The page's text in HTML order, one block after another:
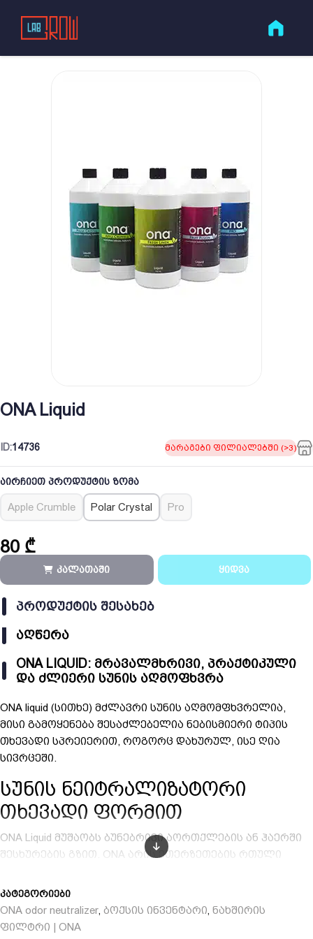
ONA Liquid
ID:14736 მარაგები ფილიალებში (>3)
აირჩიეთ პროდუქტის ზომა
Apple Crumble Polar Crystal Pro
80 ₾
კალათაში ყიდვა
ᲞᲠᲝᲓᲣᲥᲢᲘᲡ ᲨᲔᲡᲐᲮᲔᲑ
ᲐᲦᲬᲔᲠᲐ
ONA LIQUID: ᲛᲠᲐᲕᲐᲚᲛᲮᲠᲘᲕᲘ, ᲞᲠᲐᲥᲢᲘᲙᲣᲚᲘ
ᲓᲐ ᲫᲚᲘᲔᲠᲘ ᲡᲣᲜᲘᲡ ᲐᲦᲛᲝᲤᲮᲕᲠᲐ
ONA liquid (სითხე) მძლავრი სუნის აღმომფხვრელია,
მისი გამოყენება შესაძლებელია ნებისმიერი ტიპის
თხევადი სპრეიერით, როგორც დახურულ, ისე ღია
სივრცეში.
სუნის ნეიტრალიზატორი
თხევადი ფორმით
ONA Liquid მუშაობს ბუნებრივი აორთქლების ან ჰაერში
შესხურების გზით. ONA არის ეთერზეთების რთული
უსაფრთხოა სახლისა და სამუშაო სივრცისთვის. ONA
სუნის ნეიტრალიზატორი შეიძლება უსაფრთხოდ
გამოიყენოთ ადამიანებისა და შინაური ცხოველების
კატეგორიები
ONA odor neutralizer, ბოქსის ინვენტარი, ნახშირის
ფილტრი | ONA